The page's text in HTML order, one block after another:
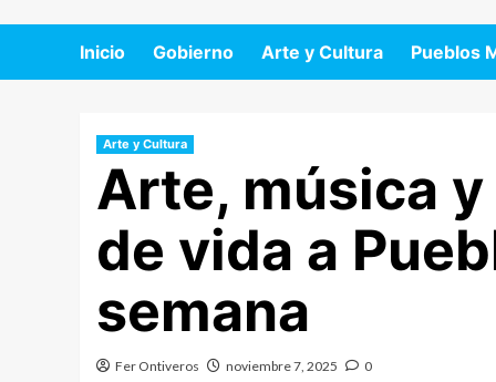
Inicio Gobierno Arte y Cultura Pueblos
Arte y Cultura
Arte, música
de vida a
semana
Fer Ontiveros noviembre 7, 2025 0